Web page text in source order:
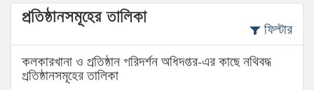
প্রতিষ্ঠানসমূহের তালিকা
ফিল্টার
কলকারখানা ও প্রতিষ্ঠান পরিদর্শন অধিদপ্তর-এর কাছে নথিবদ্ধ
প্রতিষ্ঠানসমূহের তালিকা